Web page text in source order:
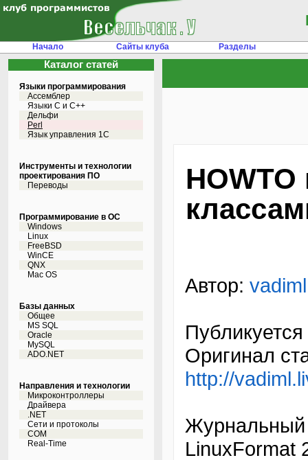
Начало Сайты клуба Разделы
Каталог статей
Языки программирования
Ассемблер
Языки С и C++
Дельфи
Perl
Язык управления 1С
Инструменты и технологии
проектирования ПО
Переводы
Программирование в ОС
Windows
Linux
FreeBSD
WinCE
QNX
Mac OS
Базы данных
Общее
MS SQL
Oracle
MySQL
ADO.NET
Направления и технологии
Микроконтроллеры
Драйвера
.NET
Сети и протоколы
COM
Real-Time
Автор: vadiml
Оригинал
http://
Журнальный
LinuxFormat